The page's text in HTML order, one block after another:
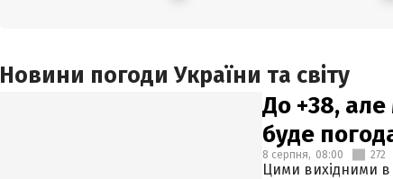
Новини погоди України та світу
До +38,
буде
8 серпня, 08:00 272
Цими вихідними в